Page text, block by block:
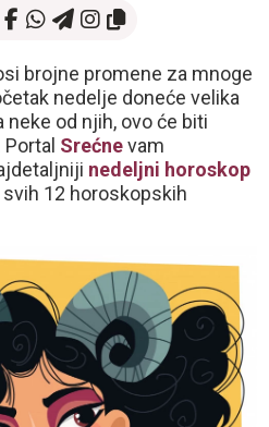
brojne promene za mnoge
nedelje doneće velika
neke od njih, ovo će biti
Srećnevam
nedeljni horoskop
12 horoskopskih